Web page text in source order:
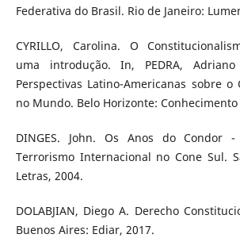
Federativa do Brasil. Rio de Janeiro:
CYRILLO, Carolina. O
uma introdução. In, PEDRA,
Perspectivas Latino-Americanas sobre o
no Mundo. Belo Horizonte:
DINGES. John. Os Anos do Condor
Terrorismo Internacional no Cone Sul.
Letras, 2004.
DOLABJIAN, Diego A. Derecho
Buenos Aires: Ediar, 2017.